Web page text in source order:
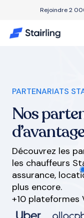
Rejoindre 2
PARTENARIATS
Nos
Découvrez les
les chauffeurs
assurance,
plus encore.
+10 plateformes